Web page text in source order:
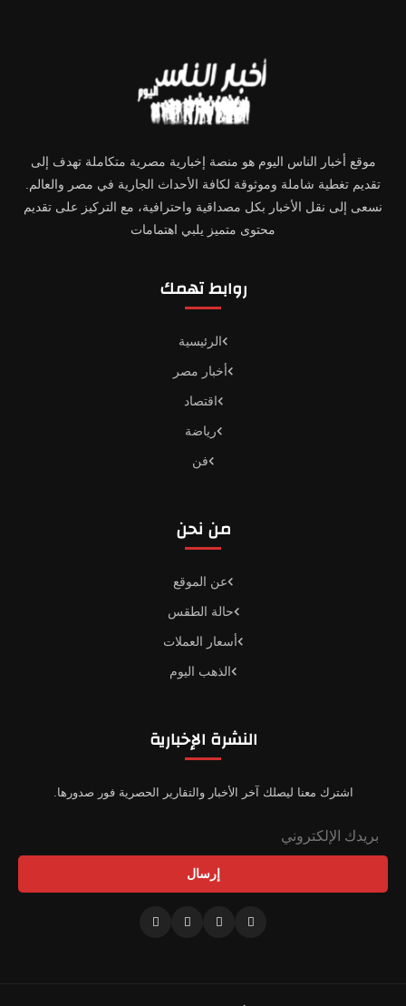
موقع أخبار الناس اليوم هو منصة إخبارية مصرية متكاملة تهدف إلى
تقديم تغطية شاملة وموثوقة لكافة الأحداث الجارية في مصر والعالم.
نسعى إلى نقل الأخبار بكل مصداقية واحترافية، مع التركيز على تقديم
محتوى متميز يلبي اهتمامات
روابط تهمك
الرئيسية
أخبار مصر
اقتصاد
رياضة
فن
من نحن
عن الموقع
حالة الطقس
أسعار العملات
الذهب اليوم
النشرة الإخبارية
اشترك معنا ليصلك آخر الأخبار والتقارير الحصرية فور صدورها.
إرسال